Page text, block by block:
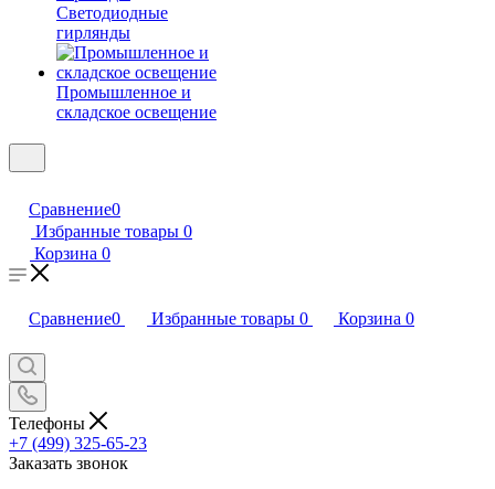
Светодиодные
гирлянды
Промышленное и
складское освещение
Сравнение0
Избранные товары 0
Корзина 0
Сравнение0 Избранные товары 0 Корзина 0
Телефоны
+7 (499) 325-65-23
Заказать звонок